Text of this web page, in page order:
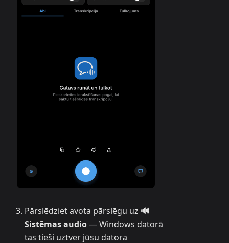
Pārslēdziet avota pārslēgu uz 🔊
Sistēmas audio— Windows datorā
tas tieši uztver jūsu datora